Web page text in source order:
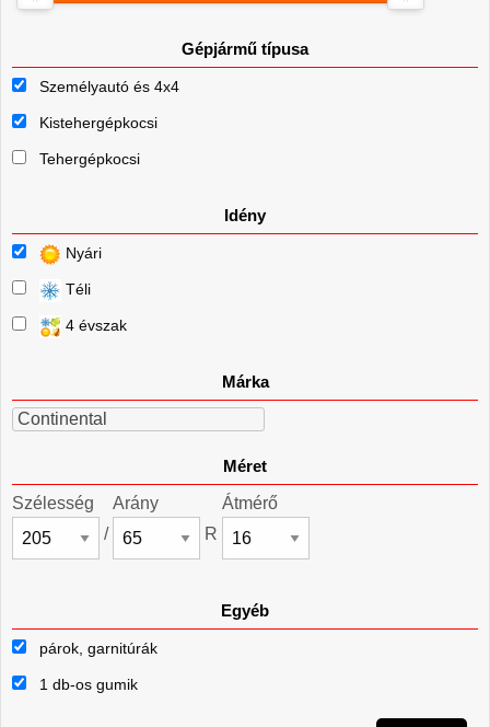
Gépjármű típusa
Személyautó és 4x4
Kistehergépkocsi
Tehergépkocsi
Idény
Nyári
Téli
4 évszak
Márka
Continental
Méret
Szélesség
/
Arány
R
Átmérő
Egyéb
párok, garnitúrák
1 db-os gumik